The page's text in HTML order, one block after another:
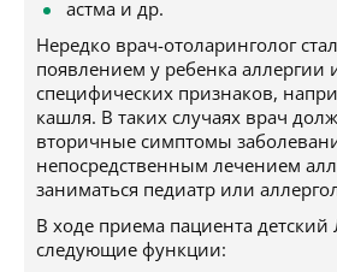
астма и др.
Нередко врач-отоларинголог
появлением у ребенка аллергии
специфических признаков,
кашля. В таких случаях врач
вторичные симптомы
непосредственным лечением
заниматься педиатр или
В ходе приема пациента
следующие функции: